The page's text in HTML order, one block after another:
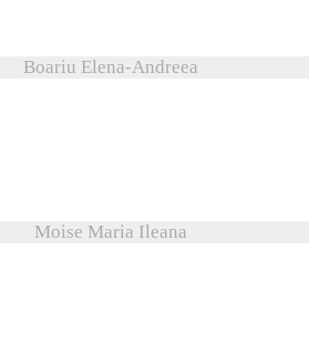
Boariu Elena-Andreea
Moise Maria Ileana